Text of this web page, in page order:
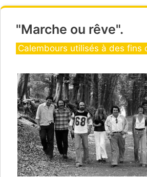
"Marche ou rêve".
Catégories
Calembours utilisés à des fins